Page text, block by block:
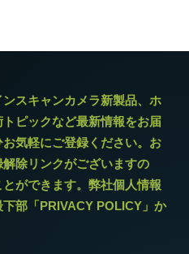
スキャンカメラ新製品、ホ
ピックなど最新情報をお届
気軽にご登録ください。お
除リンクがございますの
ができます。弊社個人情報
部「PRIVACY POLICY」か